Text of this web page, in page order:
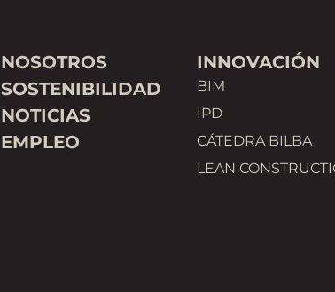
NOSOTROS
SOSTENIBILIDAD
NOTICIAS
EMPLEO
INNOVACIÓN
BIM
IPD
CÁTEDRA BILBA
LEAN